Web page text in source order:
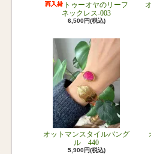
トゥーオヤのリーフ
ネックレス-003
6,500円(税込)
オットマンスタイルバング
ル 440
5,900円(税込)